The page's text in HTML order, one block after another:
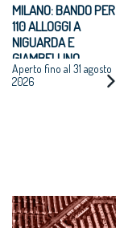
MILANO: BANDO PER
110 ALLOGGI A
NIGUARDA E
GIAMBELLINO
Aperto fino al 31 agosto
2026